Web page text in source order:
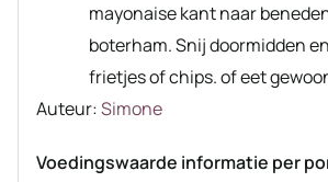
mayonaise kant naar
boterham. Snij doormidden
frietjes of chips. of eet
Auteur
Auteur:Simone
Voedingswaarde informatie per